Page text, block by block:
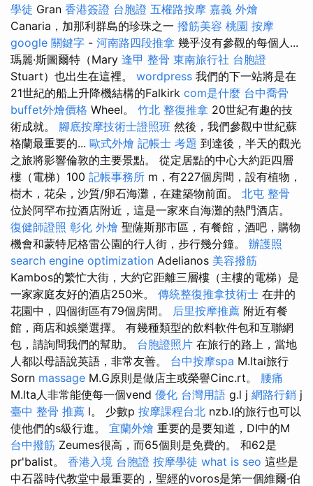
學徒 Gran 香港簽證 台胞證 五權路按摩 嘉義 外燴
Canaria，加那利群島的珍珠之一 撥筋美容 桃園 按摩
google 關鍵字 - 河南路四段推拿 幾乎沒有參觀的每個人...
瑪麗·斯圖爾特（Mary 逢甲 整骨 東南旅行社 台胞證
Stuart）也出生在這裡。 wordpress 我們的下一站將是在
21世紀的船上升降機結構的Falkirk com是什麼 台中喬骨
buffet外燴價格 Wheel。 竹北 整復推拿 20世紀有趣的技
術成就。 腳底按摩技術士證照班 然後，我們參觀中世紀蘇
格蘭最重要的... 歐式外燴 記帳士 考題 到達後，半天的觀光
之旅將影響倫敦的主要景點。 從定居點的中心大約距四層
樓（電梯）100 記帳事務所 m，有227個房間，設有植物，
樹木，花朵，沙質/卵石海灘，在建築物前面。 北屯 整骨
位於阿罕布拉酒店附近，這是一家來自海灘的熱門酒店。
復健師證照 彰化 外燴 聖薩斯那市區，有餐館，酒吧，購物
機會和蒙特尼格雷公園的行人街，步行幾分鐘。 辦護照
search engine optimization Adelianos 美容撥筋
Kambos的繁忙大街，大約它距離三層樓（主樓的電梯）是
一家家庭友好的酒店250米。 傳統整復推拿技術士 在井的
花園中，四個街區有79個房間。 后里按摩推薦 附近有餐
館，商店和娛樂選擇。 有幾種類型的飲料軟件包和互聯網
包，請詢問我們的幫助。 台胞證照片 在旅行的路上，當地
人都以母語說英語，非常友善。 台中按摩spa M.ltai旅行
Sorn massage M.G原則是做店主或榮譽Cinc.rt。 腰痛
M.lta人非常能使每一個vend 優化 台灣用語 g.l j 網路行銷 j
臺中 整骨 推薦 l。 少數p 按摩課程台北 nzb.l的旅行也可以
使他們的s級行進。 宜蘭外燴 重要的是要知道，DI中的M
台中撥筋 Zeumes很高，而65個則是免費的。 和62是
pr'balist。 香港入境 台胞證 按摩學徒 what is seo 這些是
中石器時代教堂中最重要的，聖經的voros是第一個維爾·伯